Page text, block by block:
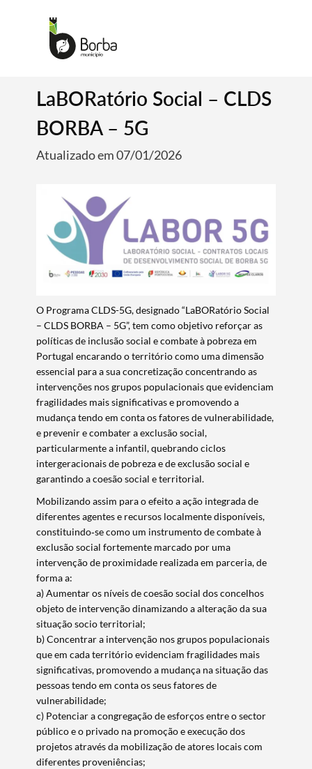
LaBORatório Social – CLDS
BORBA – 5G
Atualizado em 07/01/2026
O Programa CLDS-5G, designado “LaBORatório Social
– CLDS BORBA – 5G”, tem como objetivo reforçar as
políticas de inclusão social e combate à pobreza em
Portugal encarando o território como uma dimensão
essencial para a sua concretização concentrando as
intervenções nos grupos populacionais que evidenciam
fragilidades mais significativas e promovendo a
mudança tendo em conta os fatores de vulnerabilidade,
e prevenir e combater a exclusão social,
particularmente a infantil, quebrando ciclos
intergeracionais de pobreza e de exclusão social e
garantindo a coesão social e territorial.
Mobilizando assim para o efeito a ação integrada de
diferentes agentes e recursos localmente disponíveis,
constituindo‐se como um instrumento de combate à
exclusão social fortemente marcado por uma
intervenção de proximidade realizada em parceria, de
forma a:
a) Aumentar os níveis de coesão social dos concelhos
objeto de intervenção dinamizando a alteração da sua
situação socio territorial;
b) Concentrar a intervenção nos grupos populacionais
que em cada território evidenciam fragilidades mais
significativas, promovendo a mudança na situação das
pessoas tendo em conta os seus fatores de
vulnerabilidade;
c) Potenciar a congregação de esforços entre o sector
público e o privado na promoção e execução dos
projetos através da mobilização de atores locais com
diferentes proveniências;